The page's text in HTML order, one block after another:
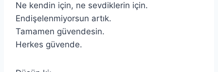
Ne kendin için, ne sevdiklerin için.
Endişelenmiyorsun artık.
Tamamen güvendesin.
Herkes güvende.